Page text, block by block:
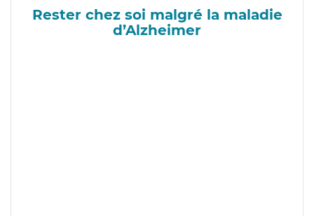
Rester chez soi malgré la maladie
d’Alzheimer